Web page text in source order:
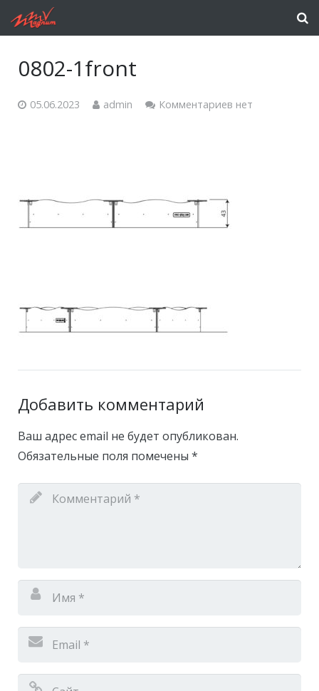
0802-1front
05.06.2023 admin Комментариев нет
Добавить комментарий
Ваш адрес email не будет опубликован.
Обязательные поля помечены *